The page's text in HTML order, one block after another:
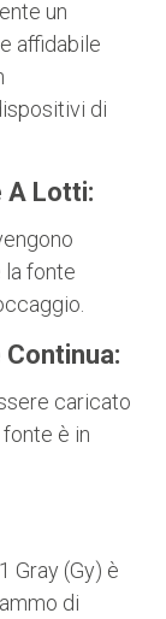
un
affidabile
di
A Lotti:
fonte
caricato
è in
Gray (Gy) è
di